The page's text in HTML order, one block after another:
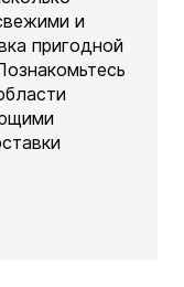
и
пригодной